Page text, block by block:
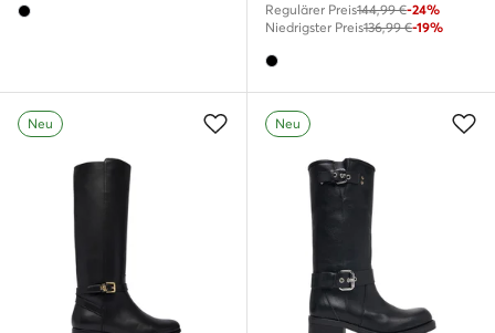
Regulärer Preis144,99 €-24%
Niedrigster Preis136,99 €-19%
Neu Neu